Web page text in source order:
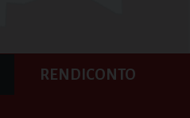
RENDICONTO